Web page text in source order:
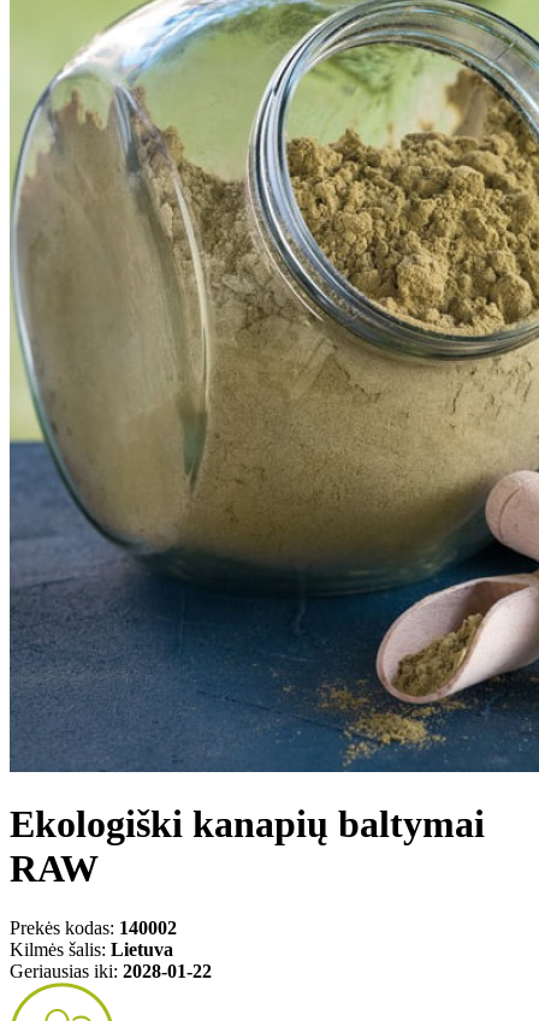
Ekologiški kanapių baltymai
RAW
Prekės kodas: 140002
Kilmės šalis: Lietuva
Geriausias iki: 2028-01-22